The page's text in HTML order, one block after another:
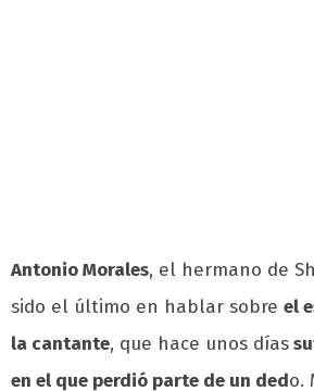
Antonio Morales, el hermano de
sido el último en hablar sobre el
la cantante, que hace unos días
en el que perdió parte de un dedo.